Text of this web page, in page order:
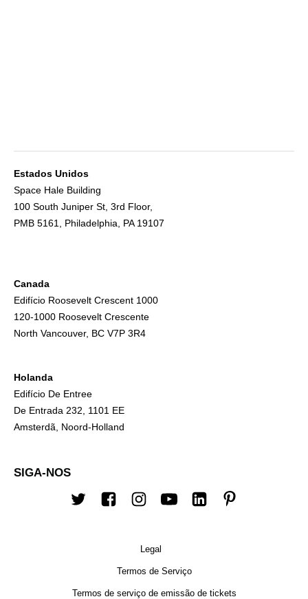
Estados Unidos
Space Hale Building
100 South Juniper St, 3rd Floor,
PMB 5161, Philadelphia, PA 19107
Canada
Edifício Roosevelt Crescent 1000
120-1000 Roosevelt Crescente
North Vancouver, BC V7P 3R4
Holanda
Edifício De Entree
De Entrada 232, 1101 EE
Amsterdã, Noord-Holland
SIGA-NOS
TwitterFacebookInstagram
YoutubeLinkedin
Legal
Termos de Serviço
Termos de serviço de emissão de tickets